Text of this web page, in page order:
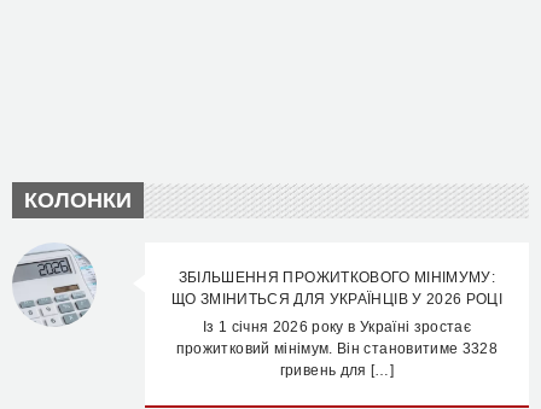
КОЛОНКИ
ЗБІЛЬШЕННЯ ПРОЖИТКОВОГО МІНІМУМУ:
ЩО ЗМІНИТЬСЯ ДЛЯ УКРАЇНЦІВ У 2026 РОЦІ
Із 1 січня 2026 року в Україні зростає
прожитковий мінімум. Він становитиме 3328
гривень для […]